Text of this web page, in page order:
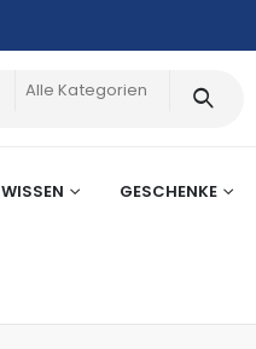
Alle Kategorien
WISSEN GESCHENKE